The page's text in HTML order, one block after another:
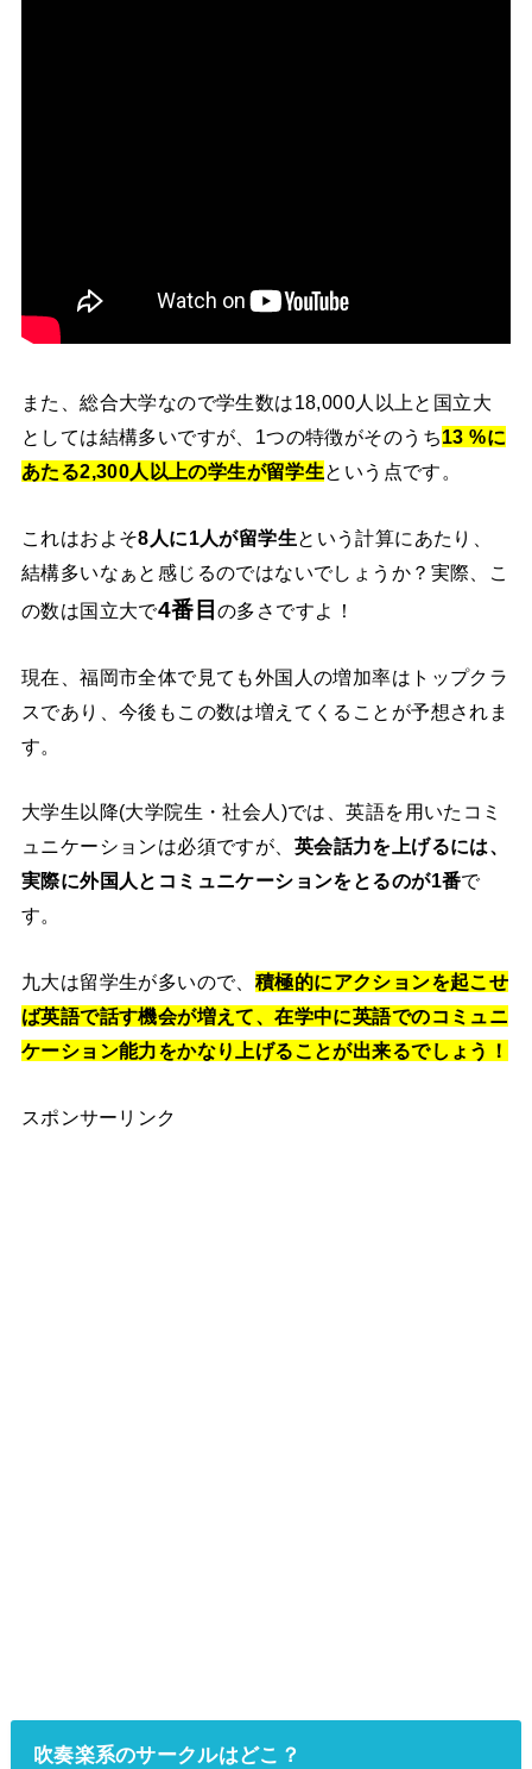
また、総合大学なので学生数は18,000人以上と国立大
としては結構多いですが、1つの特徴がそのうち13 %に
あたる2,300人以上の学生が留学生という点です。
これはおよそ8人に1人が留学生という計算にあたり、
結構多いなぁと感じるのではないでしょうか？実際、こ
の数は国立大で4番目の多さですよ！
現在、福岡市全体で見ても外国人の増加率はトップクラ
スであり、今後もこの数は増えてくることが予想されま
す。
大学生以降(大学院生・社会人)では、英語を用いたコミ
ュニケーションは必須ですが、 英会話力を上げるには、
実際に外国人とコミュニケーションをとるのが1番で
す。
九大は留学生が多いので、 積極的にアクションを起こせ
ば英語で話す機会が増えて、在学中に英語でのコミュニ
ケーション能力をかなり上げることが出来るでしょう！
スポンサーリンク
吹奏楽系のサークルはどこ？